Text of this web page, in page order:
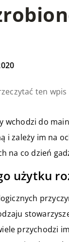
ten wpis
wchodzi do
i zależy im na
na co dzień
użytku
przychodzi